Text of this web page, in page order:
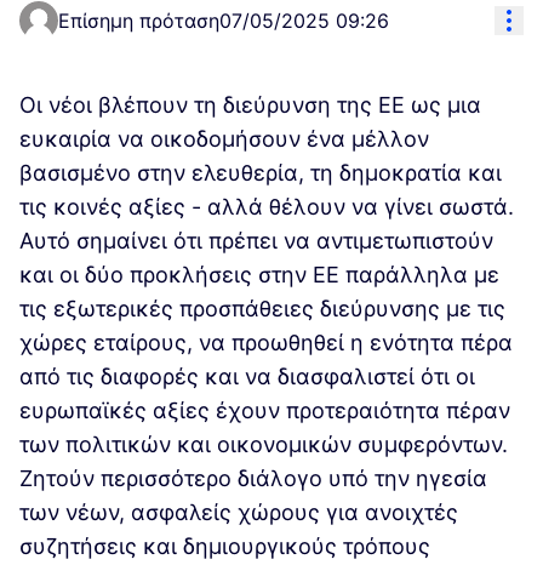
Επίσημη πρόταση07/05/2025 09:26
Οι νέοι βλέπουν τη διεύρυνση της ΕΕ ως μια
ευκαιρία να οικοδομήσουν ένα μέλλον
βασισμένο στην ελευθερία, τη δημοκρατία και
τις κοινές αξίες - αλλά θέλουν να γίνει σωστά.
Αυτό σημαίνει ότι πρέπει να αντιμετωπιστούν
και οι δύο προκλήσεις στην ΕΕ παράλληλα με
τις εξωτερικές προσπάθειες διεύρυνσης με τις
χώρες εταίρους, να προωθηθεί η ενότητα πέρα
από τις διαφορές και να διασφαλιστεί ότι οι
ευρωπαϊκές αξίες έχουν προτεραιότητα πέραν
των πολιτικών και οικονομικών συμφερόντων.
Ζητούν περισσότερο διάλογο υπό την ηγεσία
των νέων, ασφαλείς χώρους για ανοιχτές
συζητήσεις και δημιουργικούς τρόπους